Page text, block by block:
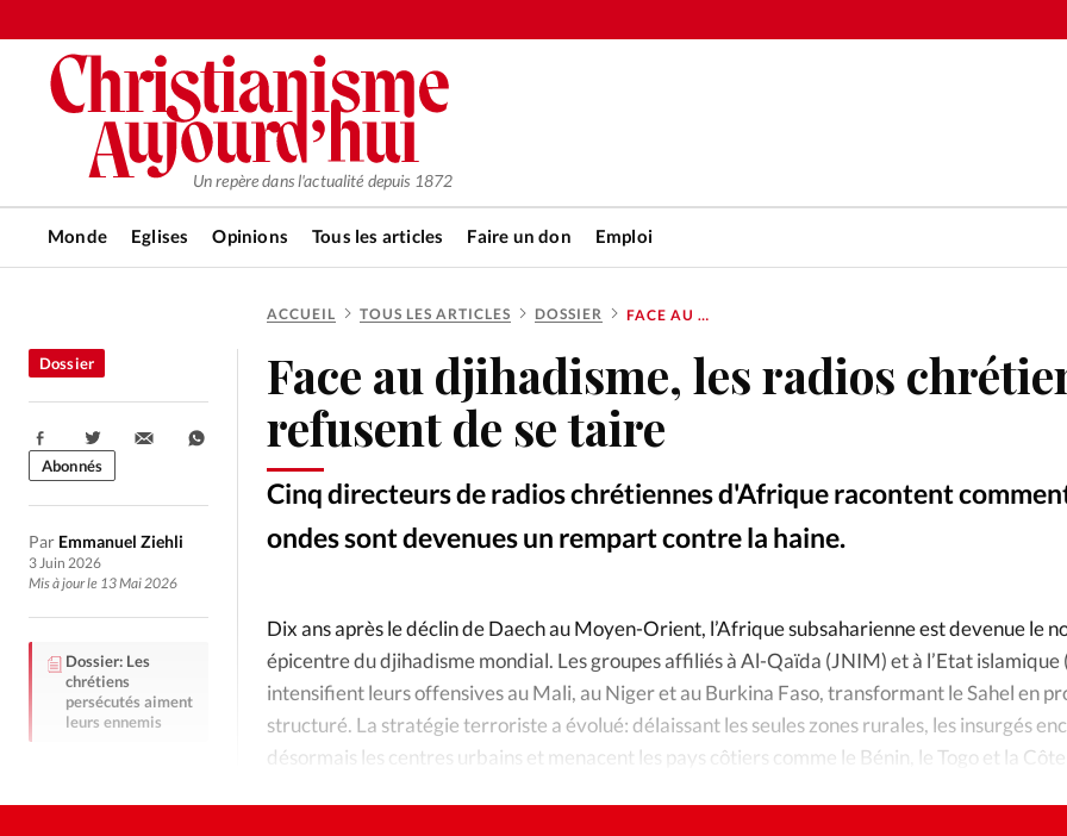
Un repère dans l'actualité depuis 1872
Monde Eglises Opinions Tous les articles Faire un don Emploi
RUBRIQUES
Tous les articles
Actualité chrétienne
Actualité internationale
Culture
Dossier Eglises
Foi
Génération réveil
Publireportage
Relations Aujourd'hui
Tour du monde des Eglises
Les
La
Mon
ACCUEIL TOUS LES ARTICLES DOSSIER FACE AU DJIHADISME, LES RADIOS CHRÉTIENNES REFUSENT DE SE TAIRE
Face au djihadisme, les radios
refusent de se taire
Cinq directeurs de radios chrétiennes d'Afrique racontent
ondes sont devenues un rempart contre la haine.
Dossier
Par Emmanuel Ziehli
3 Juin 2026
Mis à jour le 13 Mai 2026
Partager:
Abonnés
Dossier: Les
chrétiens
persécutés aiment
leurs ennemis
Dix ans après le déclin de Daech au Moyen-Orient, l’Afrique subsaharienne est devenue le
épicentre du djihadisme mondial. Les groupes affiliés à Al-Qaïda (JNIM) et à l’Etat islamique
intensifient leurs offensives au Mali, au Niger et au Burkina Faso, transformant le Sahel en
structuré. La stratégie terroriste a évolué: délaissant les seules zones rurales, les insurgés
désormais les centres urbains et menacent les pays côtiers comme le Bénin, le Togo et la Côte